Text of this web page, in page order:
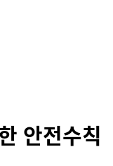
안전수칙